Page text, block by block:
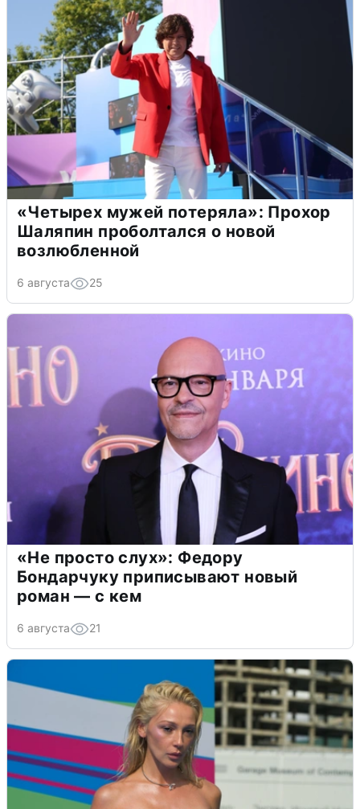
«Четырех мужей потеряла»: Прохор
Шаляпин проболтался о новой
возлюбленной
6 августа 25
«Не просто слух»: Федору
Бондарчуку приписывают новый
роман — с кем
6 августа 21